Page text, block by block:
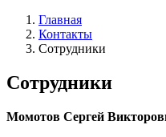
Главная
Контакты
Сотрудники
Сотрудники
Момотов Сергей